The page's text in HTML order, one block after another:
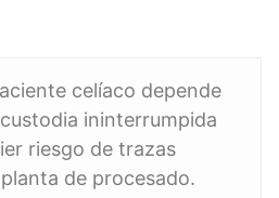
celíaco depende
ininterrumpida
riesgo de trazas
de procesado.